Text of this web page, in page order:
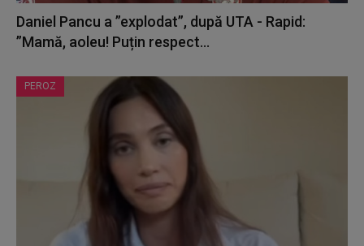
Daniel Pancu a ”explodat”, după UTA - Rapid:
”Mamă, aoleu! Puțin respect...
PEROZ